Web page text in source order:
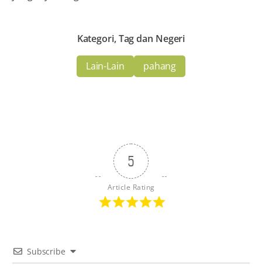
Kategori, Tag dan Negeri
Lain-Lain pahang
5
Article Rating
Subscribe